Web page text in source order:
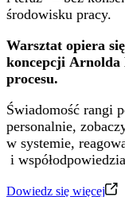
środowisku pracy.
Warsztat opiera
koncepcji Arnolda
procesu.
Świadomość rangi
personalnie,
w systemie,
i
Dowiedz się więcej